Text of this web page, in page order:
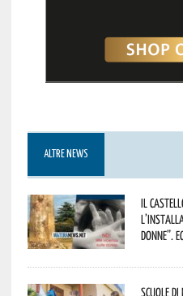
ALTRE NEWS
Il
donne”.
Scuole